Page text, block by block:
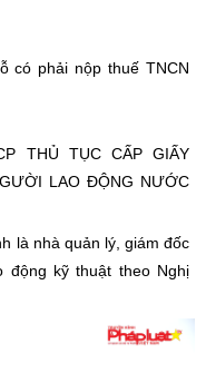
có phải nộp thuế TNCN
THỦ TỤC CẤP GIẤY
LAO ĐỘNG NƯỚC
là nhà quản lý, giám đốc
động kỹ thuật theo Nghị